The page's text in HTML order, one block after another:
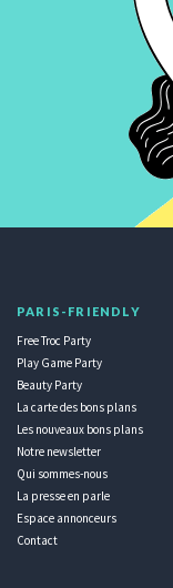
PARIS-FRIENDLY
Free Troc Party
Play Game Party
Beauty Party
La carte des bons plans
Les nouveaux bons plans
Notre newsletter
Qui sommes-nous
La presse en parle
Espace annonceurs
Contact